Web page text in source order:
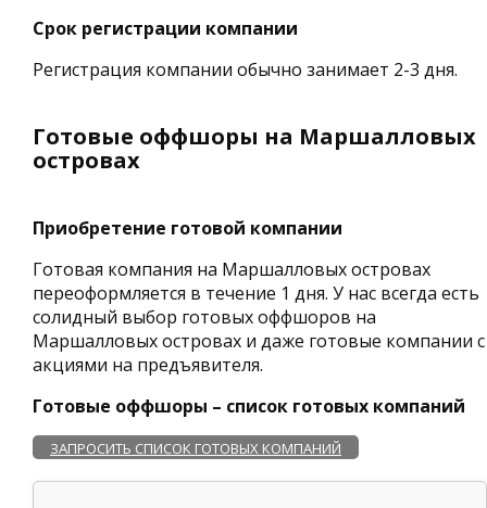
Срок регистрации компании
Регистрация компании обычно занимает 2-3 дня.
Готовые оффшоры на Маршалловых
островах
Приобретение готовой компании
Готовая компания на Маршалловых островах
переоформляется в течение 1 дня. У нас всегда есть
солидный выбор готовых оффшоров на
Маршалловых островах и даже готовые компании с
акциями на предъявителя.
Готовые оффшоры – список готовых компаний
ЗАПРОСИТЬ СПИСОК ГОТОВЫХ КОМПАНИЙ